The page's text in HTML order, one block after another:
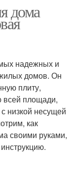
дома
надежных и
домов. Он
плиту,
всей площади,
низкой несущей
как
своими руками,